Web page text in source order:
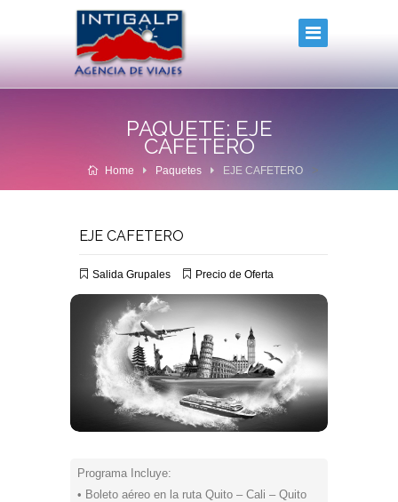
PAQUETE: EJE
CAFETERO
Home Paquetes EJE CAFETERO >
EJE CAFETERO
Salida Grupales Precio de Oferta
Programa Incluye:
• Boleto aéreo en la ruta Quito – Cali – Quito